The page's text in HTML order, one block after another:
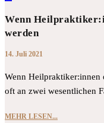
Wenn
werden
14. Juli 2021
Wenn Heilpraktiker:innen
oft an zwei wesentlichen
MEHR LESEN...